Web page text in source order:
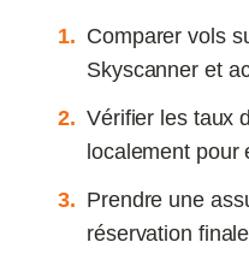
Comparer vols
Skyscanner et
Vérifier les taux
localement pour
Prendre une
réservation